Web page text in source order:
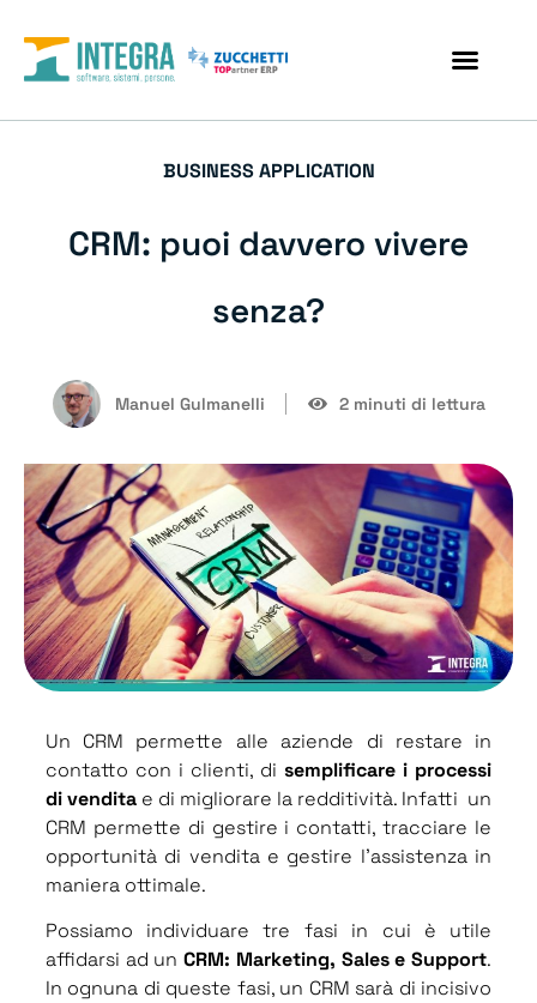
BUSINESS APPLICATION
CRM: puoi davvero vivere
senza?
Manuel Gulmanelli 2 minuti di lettura
Un CRM permette alle aziende di restare in
contatto con i clienti, disemplificare i processi
di venditae di migliorare la redditività. Infatti un
CRM permette di gestire i contatti, tracciare le
opportunità di vendita e gestire l’assistenza in
maniera ottimale.
Possiamo individuare tre fasi in cui è utile
affidarsi ad unCRM: Marketing, Sales e Support.
In ognuna di queste fasi, un CRM sarà di incisivo